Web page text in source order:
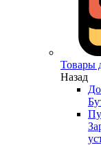
Товары
Назад